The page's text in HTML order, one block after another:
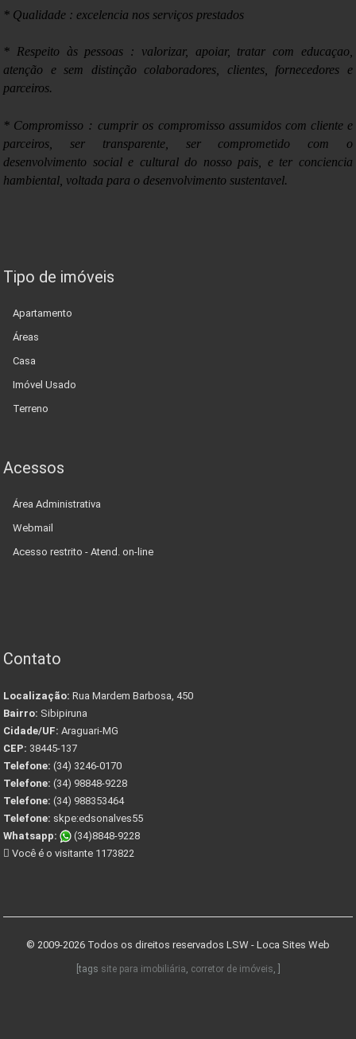
* Qualidade : excelencia nos serviços prestados
* Respeito às pessoas : valorizar, apoiar, tratar com educaçao,
atenção e sem distinção colaboradores, clientes, fornecedores e
parceiros.
* Compromisso : cumprir os compromisso assumidos com cliente e
parceiros, ser transparente, ser comprometido com o
desenvolvimento social e cultural do nosso pais, e ter conciencia
hambiental, voltada para o desenvolvimento sustentavel.
Tipo de imóveis
Apartamento
Áreas
Casa
Imóvel Usado
Terreno
Acessos
Área Administrativa
Webmail
Acesso restrito - Atend. on-line
Contato
Localização: Rua Mardem Barbosa, 450
Bairro: Sibipiruna
Cidade/UF: Araguari-MG
CEP: 38445-137
Telefone: (34) 3246-0170
Telefone: (34) 98848-9228
Telefone: (34) 988353464
Telefone: skpe:edsonalves55
Whatsapp:
(34)8848-9228
Você é o visitante 1173822
© 2009-2026 Todos os direitos reservados LSW - Loca Sites Web
[tags site para imobiliária, corretor de imóveis, ]